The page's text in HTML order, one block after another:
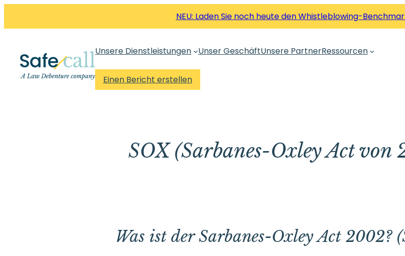
NEU: Laden Sie noch heute den Whistleblowing-
Unsere Dienstleistungen Unser GeschäftUnsere PartnerRessourcen
Einen Bericht erstellen
SOX (Sarbanes-Oxley Act
Was ist der Sarbanes-Oxley Act 2002?